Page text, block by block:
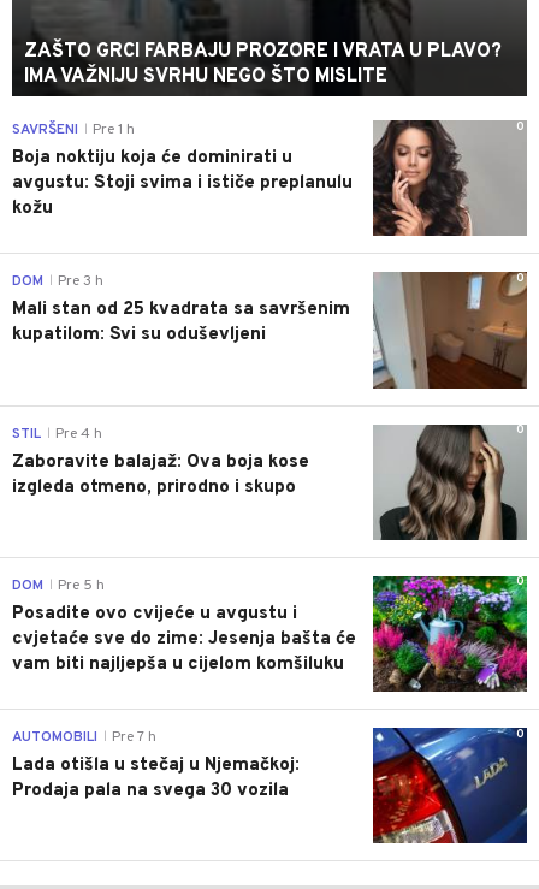
ZAŠTO GRCI FARBAJU PROZORE I VRATA U PLAVO?
IMA VAŽNIJU SVRHU NEGO ŠTO MISLITE
0
SAVRŠENI Pre 1 h
Boja noktiju koja će dominirati u
avgustu: Stoji svima i ističe preplanulu
kožu
0
DOM Pre 3 h
Mali stan od 25 kvadrata sa savršenim
kupatilom: Svi su oduševljeni
0
STIL Pre 4 h
Zaboravite balajaž: Ova boja kose
izgleda otmeno, prirodno i skupo
0
DOM Pre 5 h
Posadite ovo cvijeće u avgustu i
cvjetaće sve do zime: Jesenja bašta će
vam biti najljepša u cijelom komšiluku
0
AUTOMOBILI Pre 7 h
Lada otišla u stečaj u Njemačkoj:
Prodaja pala na svega 30 vozila